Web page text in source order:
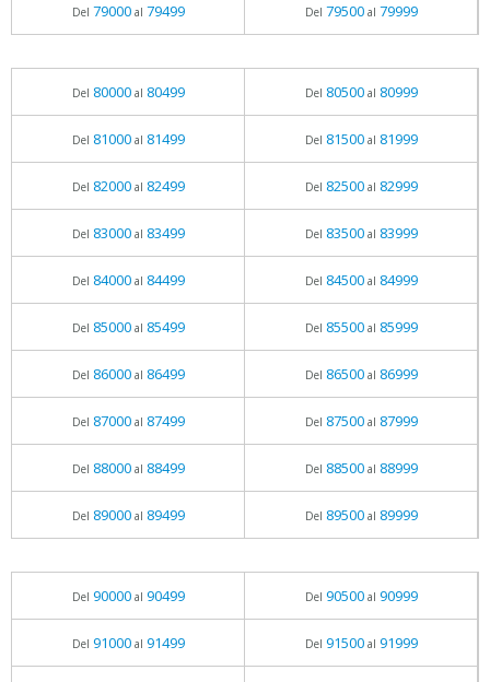
Del 79000al 79499 Del 79500al 79999
Del 80000al 80499 Del 80500al 80999
Del 81000al 81499 Del 81500al 81999
Del 82000al 82499 Del 82500al 82999
Del 83000al 83499 Del 83500al 83999
Del 84000al 84499 Del 84500al 84999
Del 85000al 85499 Del 85500al 85999
Del 86000al 86499 Del 86500al 86999
Del 87000al 87499 Del 87500al 87999
Del 88000al 88499 Del 88500al 88999
Del 89000al 89499 Del 89500al 89999
Del 90000al 90499 Del 90500al 90999
Del 91000al 91499 Del 91500al 91999